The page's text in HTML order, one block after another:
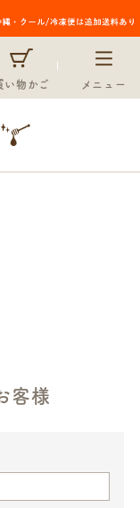
い物かご メニュー
客様